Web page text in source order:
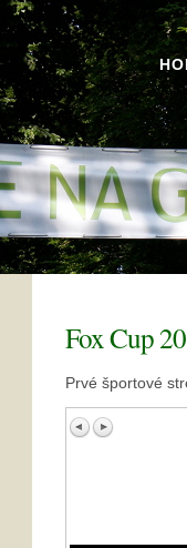
Fox Cup
Prvé športové